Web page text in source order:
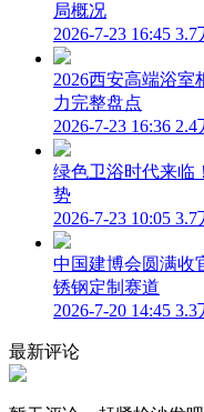
局概况
2026-7-23 16:45 3.7
2026西安高端浴
力完整盘点
2026-7-23 16:36 2.4
绿色卫浴时代来临
势
2026-7-23 10:05 3.7
中国建博会圆满收
锈钢定制赛道
2026-7-20 14:45 3.3
最新评论